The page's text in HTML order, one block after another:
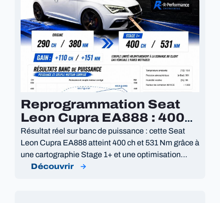
Reprogrammation Seat
Leon Cupra EA888 : 400
Ch et DSG Optimisée
Résultat réel sur banc de puissance : cette Seat
Leon Cupra EA888 atteint 400 ch et 531 Nm grâce à
une cartographie Stage 1+ et une optimisation
DSG sur mesure.
Découvrir